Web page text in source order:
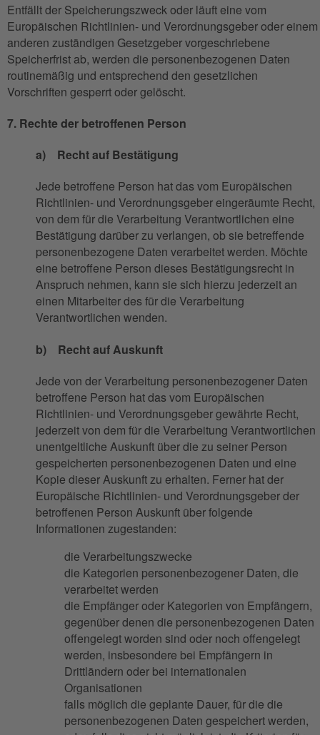
Entfällt der Speicherungszweck oder läuft eine vom
Europäischen Richtlinien- und Verordnungsgeber oder einem
anderen zuständigen Gesetzgeber vorgeschriebene
Speicherfrist ab, werden die personenbezogenen Daten
routinemäßig und entsprechend den gesetzlichen
Vorschriften gesperrt oder gelöscht.
7. Rechte der betroffenen Person
a) Recht auf Bestätigung
Jede betroffene Person hat das vom Europäischen
Richtlinien- und Verordnungsgeber eingeräumte Recht,
von dem für die Verarbeitung Verantwortlichen eine
Bestätigung darüber zu verlangen, ob sie betreffende
personenbezogene Daten verarbeitet werden. Möchte
eine betroffene Person dieses Bestätigungsrecht in
Anspruch nehmen, kann sie sich hierzu jederzeit an
einen Mitarbeiter des für die Verarbeitung
Verantwortlichen wenden.
b) Recht auf Auskunft
Jede von der Verarbeitung personenbezogener Daten
betroffene Person hat das vom Europäischen
Richtlinien- und Verordnungsgeber gewährte Recht,
jederzeit von dem für die Verarbeitung Verantwortlichen
unentgeltliche Auskunft über die zu seiner Person
gespeicherten personenbezogenen Daten und eine
Kopie dieser Auskunft zu erhalten. Ferner hat der
Europäische Richtlinien- und Verordnungsgeber der
betroffenen Person Auskunft über folgende
Informationen zugestanden:
die Verarbeitungszwecke
die Kategorien personenbezogener Daten, die
verarbeitet werden
die Empfänger oder Kategorien von Empfängern,
gegenüber denen die personenbezogenen Daten
offengelegt worden sind oder noch offengelegt
werden, insbesondere bei Empfängern in
Drittländern oder bei internationalen
Organisationen
falls möglich die geplante Dauer, für die die
personenbezogenen Daten gespeichert werden,